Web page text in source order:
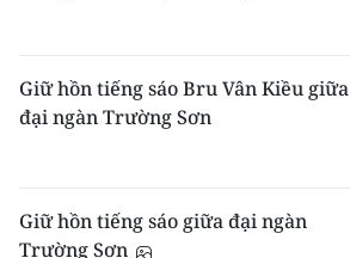
Giữ hồn tiếng sáo Bru Vân Kiều giữa
đại ngàn Trường Sơn
Giữ hồn tiếng sáo giữa đại ngàn
Trường Sơn